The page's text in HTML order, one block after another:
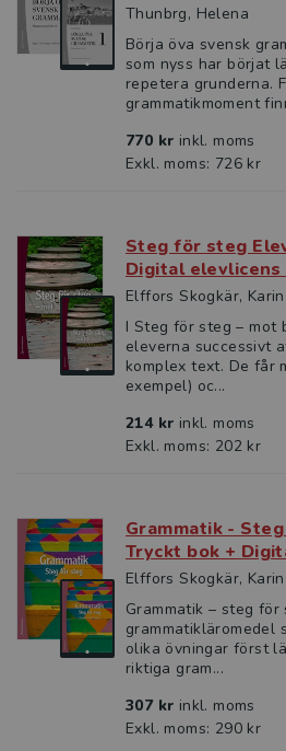
Thunbrg, Helena
Börja öva svensk
som nyss har börjat
repetera grunderna.
grammatikmoment
770 kr inkl. moms
Exkl. moms: 726 kr
Steg för steg
Digital elevlicens
Elffors Skogkär, Karin
I Steg för steg –
eleverna successivt
komplex text. De får
exempel) oc...
214 kr inkl. moms
Exkl. moms: 202 kr
Grammatik -
Tryckt bok +
Elffors Skogkär, Karin
Grammatik – steg
grammatikläromedel
olika övningar först
riktiga gram...
307 kr inkl. moms
Exkl. moms: 290 kr